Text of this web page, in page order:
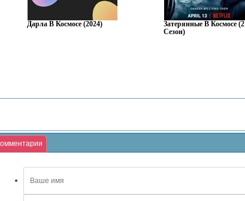
Дарла В Космосе (2024)
Затерянные В Космосе (2
Сезон)